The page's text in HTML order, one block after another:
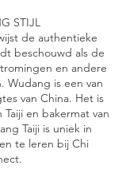
STIJL
de authentieke
beschouwd als de
en andere
Wudang is een van
van China. Het is
en bakermat van
Taiji is uniek in
te leren bij Chi